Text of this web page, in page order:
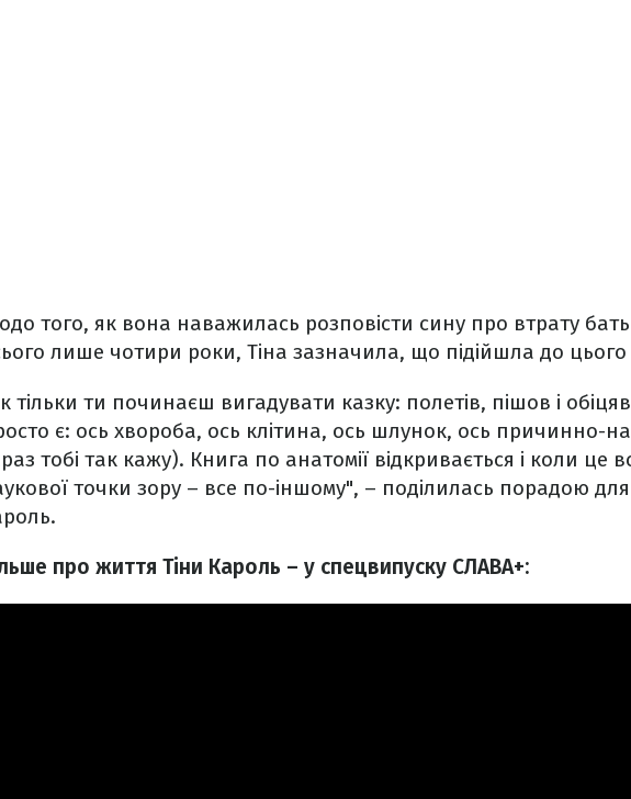
того, як вона наважилась розповісти сину про втрату
лише чотири роки, Тіна зазначила, що підійшла до
тільки ти починаєш вигадувати казку: полетів, пішов і
є: ось хвороба, ось клітина, ось шлунок, ось причинно-
тобі так кажу). Книга по анатомії відкривається і коли це
точки зору – все по-іншому", – поділилась порадою для
про життя Тіни Кароль – у спецвипуску СЛАВА+: